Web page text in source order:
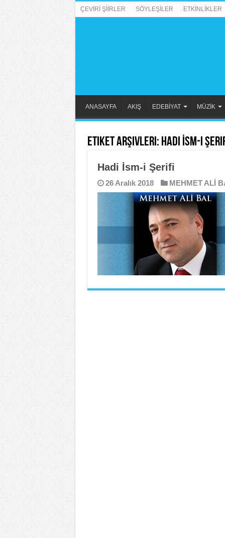
ÇEVİRİ ŞİİRLER SÖYLEŞİLER ETKİNLİKLER
ANASAYFA AKIŞ EDEBİYAT MÜZİK
Etiket Arşivleri: Hadi İsm-i
Hadi İsm-i Şerifi
26 Aralık 2018 MEHMET ALİ